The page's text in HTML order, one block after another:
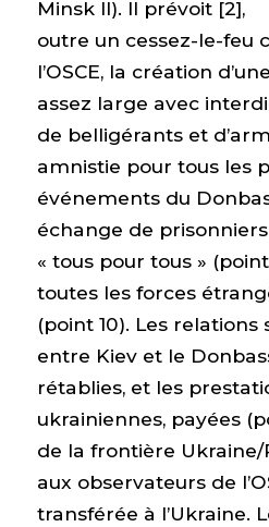
Minsk II). Il prévoit [2],
outre un cessez-le-feu
l’OSCE, la création
assez large avec
de belligérants et
amnistie pour tous les
événements du
échange de
« tous pour tous »
toutes les forces
(point 10). Les
entre Kiev et le
rétablies, et les
ukrainiennes, payées
de la frontière Ukraine/
aux observateurs de
transférée à l’Ukraine.